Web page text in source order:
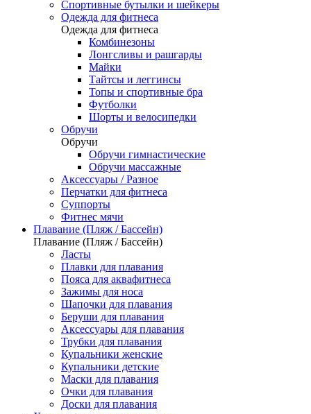
Спортивные бутылки и шейкеры
Одежда для фитнеса
Одежда для фитнеса
Комбинезоны
Лонгсливы и рашгарды
Майки
Тайтсы и леггинсы
Топы и спортивные бра
Футболки
Шорты и велосипедки
Обручи
Обручи
Обручи гимнастические
Обручи массажные
Аксессуары / Разное
Перчатки для фитнеса
Суппорты
Фитнес мячи
Плавание (Пляж / Бассейн)
Плавание (Пляж / Бассейн)
Ласты
Плавки для плавания
Пояса для аквафитнеса
Зажимы для носа
Шапочки для плавания
Беруши для плавания
Аксессуары для плавания
Трубки для плавания
Купальники женские
Купальники детские
Маски для плавания
Очки для плавания
Доски для плавания